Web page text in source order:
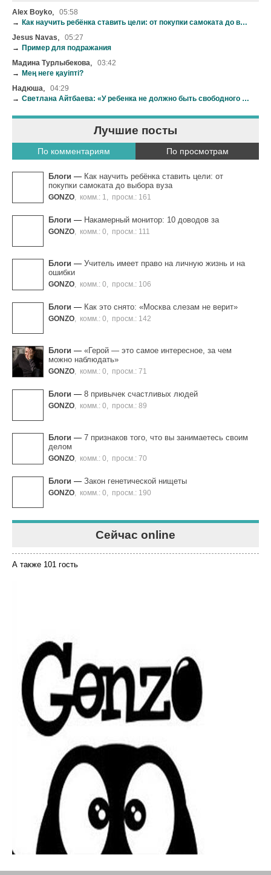
Alex Boyko, 05:58
→
Как научить ребёнка ставить цели: от покупки самоката до выбора вуза
Jesus Navas, 05:27
→
Пример для подражания
Мадина Турлыбекова, 03:42
→
Мең неге қауіпті?
Надюша, 04:29
→ Светлана Айтбаева: «У ребенка не должно быть свободного времени»
Лучшие посты
По комментариям По просмотрам
Блоги — Как научить ребёнка ставить цели: от
покупки самоката до выбора вуза
GONZO комм.: 1 просм.: 161
Блоги — Накамерный монитор: 10 доводов за
GONZO комм.: 0 просм.: 111
Блоги — Учитель имеет право на личную жизнь и на
ошибки
GONZO комм.: 0 просм.: 106
Блоги — Как это снято: «Москва слезам не верит»
GONZO комм.: 0 просм.: 142
Блоги — «Герой — это самое интересное, за чем
можно наблюдать»
GONZO комм.: 0 просм.: 71
Блоги — 8 привычек счастливых людей
GONZO комм.: 0 просм.: 89
Блоги — 7 признаков того, что вы занимаетесь своим
делом
GONZO комм.: 0 просм.: 70
Блоги — Закон генетической нищеты
GONZO комм.: 0 просм.: 190
Сейчас online
А также 101 гость